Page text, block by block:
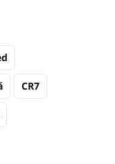
CR7